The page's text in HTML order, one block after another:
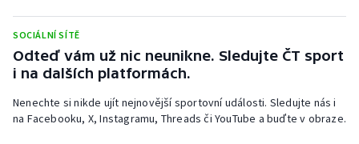
Stolní tenis
Triatlon
Veslování
SOCIÁLNÍ SÍTĚ
Odteď vám už nic neunikne. Sledujte ČT sport
i na dalších platformách.
Nenechte si nikde ujít nejnovější sportovní události. Sledujte nás i
na Facebooku, X, Instagramu, Threads či YouTube a buďte v obraze.